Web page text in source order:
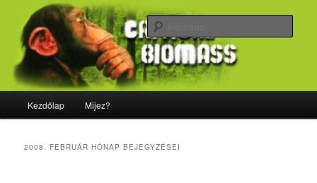
elsődleges
tartalomra
másodlagos
tartalomraCriticalBiomass
Majdnem minden, ami biológia
Kezdőlap Mijez?
2008. FEBRUÁR HÓNAP BEJEGYZÉSEI